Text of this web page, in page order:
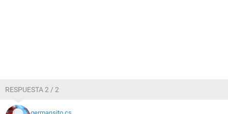
RESPUESTA 2 / 2